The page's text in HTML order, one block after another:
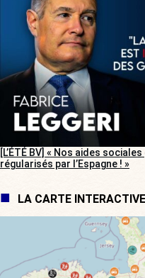
[L’ÉTÉ BV] « Nos aides
régularisés par l’Espagne ! »
LA CARTE INTERACTIVE